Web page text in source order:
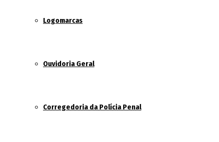
Logomarcas
Ouvidoria Geral
Corregedoria da Polícia Penal